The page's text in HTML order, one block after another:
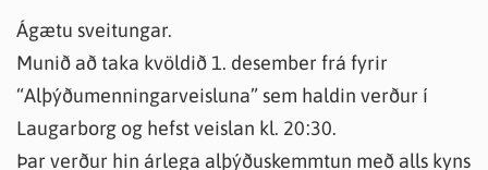
Ágætu sveitungar.
Munið að taka kvöldið 1. desember frá fyrir
“Alþýðumenningarveisluna” sem haldin verður í
Laugarborg og hefst veislan kl. 20:30.
Þar verður hin árlega alþýðuskemmtun með alls kyns